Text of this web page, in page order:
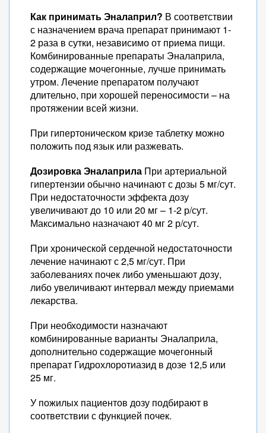
Как принимать Эналаприл? В соответствии
с назначением врача препарат принимают 1-
2 раза в сутки, независимо от приема пищи.
Комбинированные препараты Эналаприла,
содержащие мочегонные, лучше принимать
утром. Лечение препаратом получают
длительно, при хорошей переносимости – на
протяжении всей жизни.
При гипертоническом кризе таблетку можно
положить под язык или разжевать.
Дозировка Эналаприла При артериальной
гипертензии обычно начинают с дозы 5 мг/сут.
При недостаточности эффекта дозу
увеличивают до 10 или 20 мг – 1-2 р/сут.
Максимально назначают 40 мг 2 р/сут.
При хронической сердечной недостаточности
лечение начинают с 2,5 мг/сут. При
заболеваниях почек либо уменьшают дозу,
либо увеличивают интервал между приемами
лекарства.
При необходимости назначают
комбинированные варианты Эналаприла,
дополнительно содержащие мочегонный
препарат Гидрохлоротиазид в дозе 12,5 или
25 мг.
У пожилых пациентов дозу подбирают в
соответствии с функцией почек.